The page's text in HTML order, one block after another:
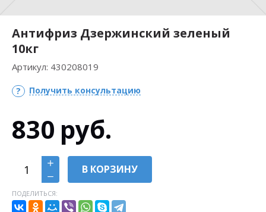
Антифриз Дзержинский зеленый
10кг
Артикул: 430208019
Получить консультацию
830 руб.
В КОРЗИНУ
ПОДЕЛИТЬСЯ: